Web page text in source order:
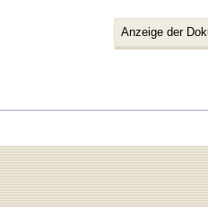
Anzeige der